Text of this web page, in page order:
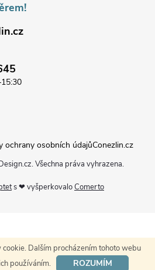
Dalším procházením tohoto webu
používáním.
ROZUMÍM
s ❤ vyšperkovaloComerto
ochrany osobních údajůConezlin.cz
. Všechna práva vyhrazena.